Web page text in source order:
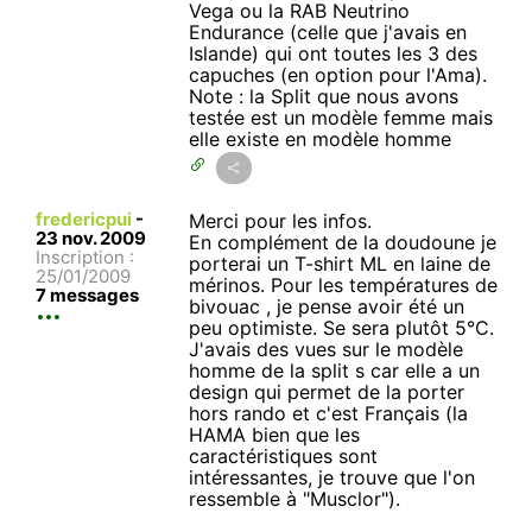
Vega ou la RAB Neutrino
Endurance (celle que j'avais en
Islande) qui ont toutes les 3 des
capuches (en option pour l'Ama).
Note : la Split que nous avons
testée est un modèle femme mais
elle existe en modèle homme
fredericpui -
23 nov. 2009
Inscription :
25/01/2009
7 messages
Merci pour les infos.
En complément de la doudoune je
porterai un T-shirt ML en laine de
mérinos. Pour les températures de
bivouac , je pense avoir été un
peu optimiste. Se sera plutôt 5°C.
J'avais des vues sur le modèle
homme de la split s car elle a un
design qui permet de la porter
hors rando et c'est Français (la
HAMA bien que les
caractéristiques sont
intéressantes, je trouve que l'on
ressemble à "Musclor").